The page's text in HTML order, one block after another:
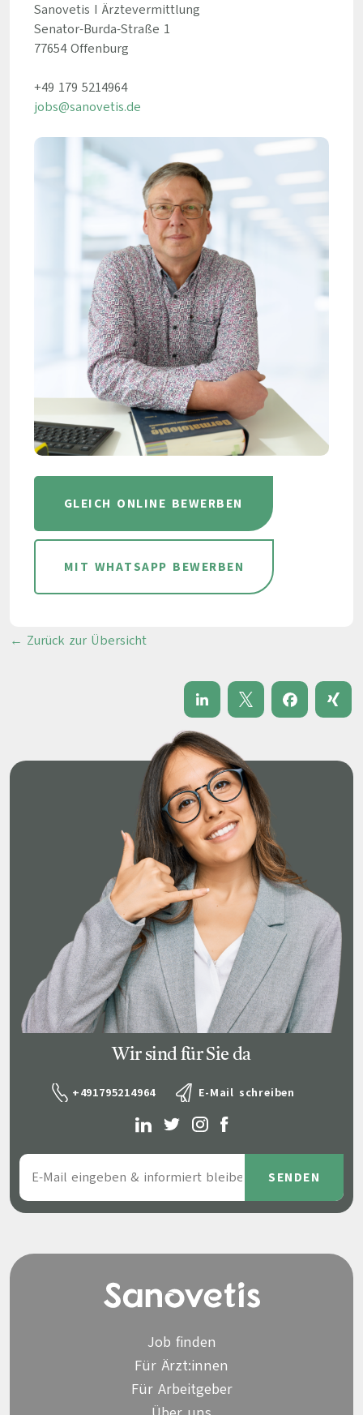
Sanovetis I Ärztevermittlung
Senator-Burda-Straße 1
77654 Offenburg
+49 179 5214964
jobs@sanovetis.de
GLEICH ONLINE BEWERBEN
MIT WHATSAPP BEWERBEN
← Zurück zur Übersicht
Wir sind für Sie da
+491795214964 E-Mail schreiben
Job finden
Für Ärzt:innen
Für Arbeitgeber